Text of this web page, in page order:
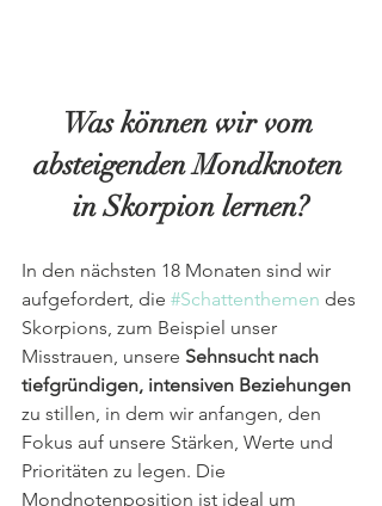
Was können wir vom
absteigenden Mondknoten
in Skorpion lernen?
In den nächsten 18 Monaten sind wir
aufgefordert, die #Schattenthemen des
Skorpions, zum Beispiel unser
Misstrauen, unsere Sehnsucht nach
tiefgründigen, intensiven Beziehungen
zu stillen, in dem wir anfangen, den
Fokus auf unsere Stärken, Werte und
Prioritäten zu legen. Die
Mondnotenposition ist ideal um